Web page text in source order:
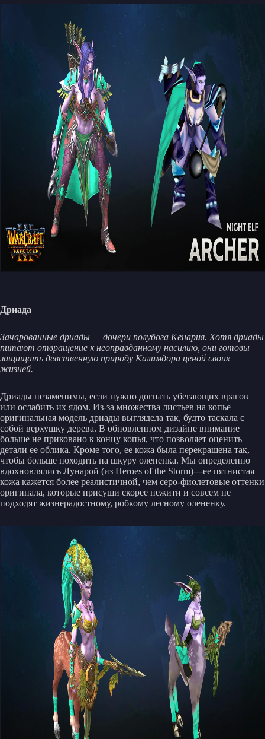
Дриада
Зачарованные дриады — дочери полубога Кенария. Хотя дриады
питают отвращение к неоправданному насилию, они готовы
защищать девственную природу Калимдора ценой своих
жизней.
Дриады незаменимы, если нужно догнать убегающих врагов
или ослабить их ядом. Из-за множества листьев на копье
оригинальная модель дриады выглядела так, будто таскала с
собой верхушку дерева. В обновленном дизайне внимание
больше не приковано к концу копья, что позволяет оценить
детали ее облика. Кроме того, ее кожа была перекрашена так,
чтобы больше походить на шкуру олененка. Мы определенно
вдохновлялись Лунарой (из Heroes of the Storm)—ее пятнистая
кожа кажется более реалистичной, чем серо-фиолетовые оттенки
оригинала, которые присущи скорее нежити и совсем не
подходят жизнерадостному, робкому лесному олененку.